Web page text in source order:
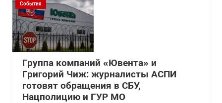
События
Группа компаний «Ювента» и
Григорий Чиж: журналисты АСПИ
готовят обращения в СБУ,
Нацполицию и ГУР МО